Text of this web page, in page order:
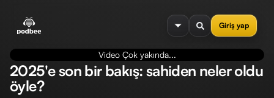
Giriş yap
menu
Video Çok yakında...
2025'e son bir bakış: sahiden neler oldu
öyle?